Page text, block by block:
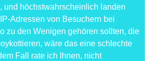
und höchstwahrscheinlich landen
Adressen von Besuchern bei
zu den Wenigen gehören sollten, die
wäre das eine schlechte
Fall rate ich Ihnen, nicht